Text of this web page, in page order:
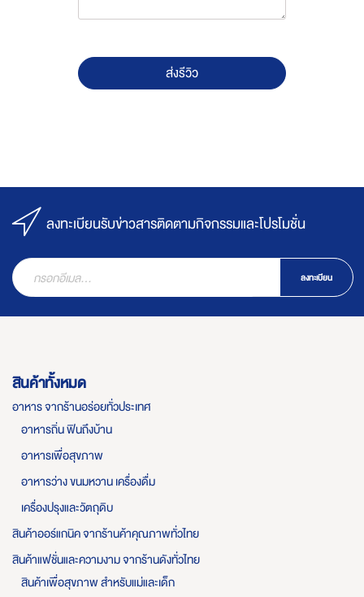
ส่งรีวิว
ลงทะเบียนรับข่าวสารติดตามกิจกรรมและโปรโมชั่น
ลงทะเบียน
สินค้าทั้งหมด
อาหาร จากร้านอร่อยทั่วประเทศ
อาหารถิ่น ฟินถึงบ้าน
อาหารเพื่อสุขภาพ
อาหารว่าง ขนมหวาน เครื่องดื่ม
เครื่องปรุงและวัตถุดิบ
สินค้าออร์แกนิค จากร้านค้าคุณภาพทั่วไทย
สินค้าแฟชั่นและความงาม จากร้านดังทั่วไทย
สินค้าเพื่อสุขภาพ สำหรับแม่และเด็ก